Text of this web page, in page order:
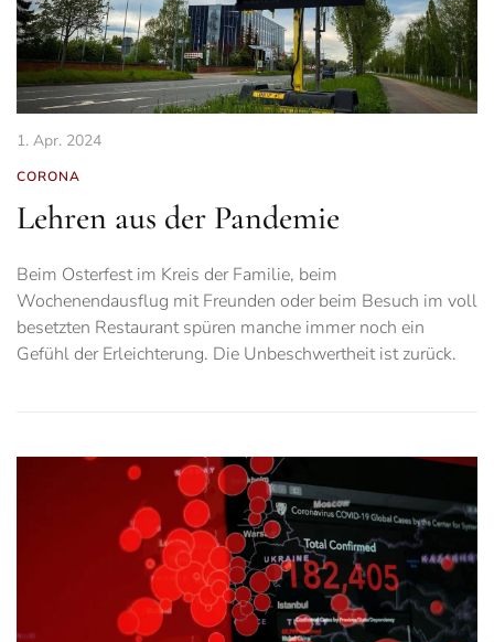
1. Apr. 2024
CORONA
Lehren aus der Pandemie
Beim Osterfest im Kreis der Familie, beim
Wochenendausflug mit Freunden oder beim Besuch im voll
besetzten Restaurant spüren manche immer noch ein
Gefühl der Erleichterung. Die Unbeschwertheit ist zurück.